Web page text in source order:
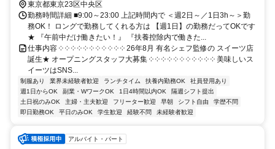
東京都東京23区中央区
勤務時間詳細 ■9:00～23:00 上記時間内で ＜週2日～／1日3h～＞勤
務OK！ ロングで勤務してくれる方は 【週1日】の勤務だってOKです
★ 『午前中だけ働きたい！』 『扶養控除内で働きた...
仕事内容 ༶ ༶ ༶ ༶ ༶ ༶ ༶ ༶ ༶ ༶ ༶ 26年8月 有名シェフ監修の スイーツ店
誕生★ オープニングスタッフ大募集 ༶ ༶ ༶ ༶ ༶ ༶ ༶ ༶ ༶ ༶ ༶ 美味しいス
イーツはSNS...
制服あり 業界未経験者歓迎 ランチタイム 扶養内勤務OK
社員登用あり
週1日からOK
副業・WワークOK 1日4時間以内OK
隔週シフト提出
土日祝のみOK
主婦・主夫歓迎 フリーター歓迎 早朝 シフト自由
学歴不問
即日勤務OK
平日のみOK 学生歓迎 経験不問 未経験者歓迎
アルバイト・パート